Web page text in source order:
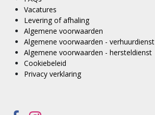
Vacatures
Levering of afhaling
Algemene voorwaarden
Algemene voorwaarden - verhuurdienst
Algemene voorwaarden - hersteldienst
Cookiebeleid
Privacy verklaring